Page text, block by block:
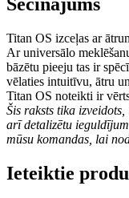
Titan OS izceļas ar
Ar universālo
bāzētu pieeju tas ir
vēlaties intuitīvu, ātru
Titan OS noteikti ir
Šis raksts tika
arī detalizētu
mūsu komandas, lai
Ieteiktie